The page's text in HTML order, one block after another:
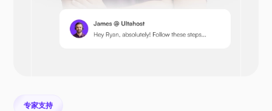
专家支持